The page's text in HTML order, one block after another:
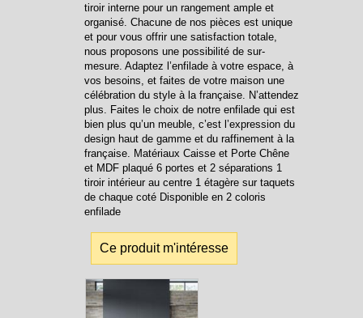
tiroir interne pour un rangement ample et
organisé. Chacune de nos pièces est unique
et pour vous offrir une satisfaction totale,
nous proposons une possibilité de sur-
mesure. Adaptez l’enfilade à votre espace, à
vos besoins, et faites de votre maison une
célébration du style à la française. N’attendez
plus. Faites le choix de notre enfilade qui est
bien plus qu’un meuble, c’est l’expression du
design haut de gamme et du raffinement à la
française. Matériaux Caisse et Porte Chêne
et MDF plaqué 6 portes et 2 séparations 1
tiroir intérieur au centre 1 étagère sur taquets
de chaque coté Disponible en 2 coloris
enfilade
Ce produit m'intéresse